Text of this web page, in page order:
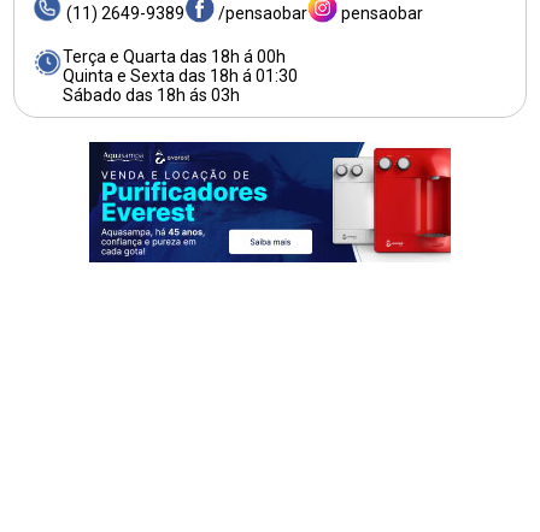
(11) 2649-9389 /pensaobar pensaobar
Terça e Quarta das 18h á 00h
Quinta e Sexta das 18h á 01:30
Sábado das 18h ás 03h